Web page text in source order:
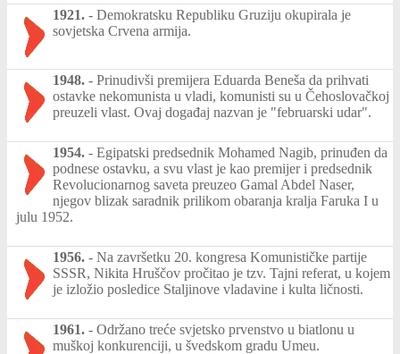
1921. - Demokratsku Republiku Gruziju okupirala je
sovjetska Crvena armija.
1948. - Prinudivši premijera Eduarda Beneša da prihvati
ostavke nekomunista u vladi, komunisti su u Čehoslovačkoj
preuzeli vlast. Ovaj događaj nazvan je "februarski udar".
1954. - Egipatski predsednik Mohamed Nagib, prinuđen da
podnese ostavku, a svu vlast je kao premijer i predsednik
Revolucionarnog saveta preuzeo Gamal Abdel Naser,
njegov blizak saradnik prilikom obaranja kralja Faruka I u
julu 1952.
1956. - Na završetku 20. kongresa Komunističke partije
SSSR, Nikita Hruščov pročitao je tzv. Tajni referat, u kojem
je izložio posledice Staljinove vladavine i kulta ličnosti.
1961. - Održano treće svjetsko prvenstvo u biatlonu u
muškoj konkurenciji, u švedskom gradu Umeu.